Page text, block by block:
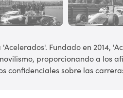
Fundado en 2014,
proporcionando a los
confidenciales sobre las